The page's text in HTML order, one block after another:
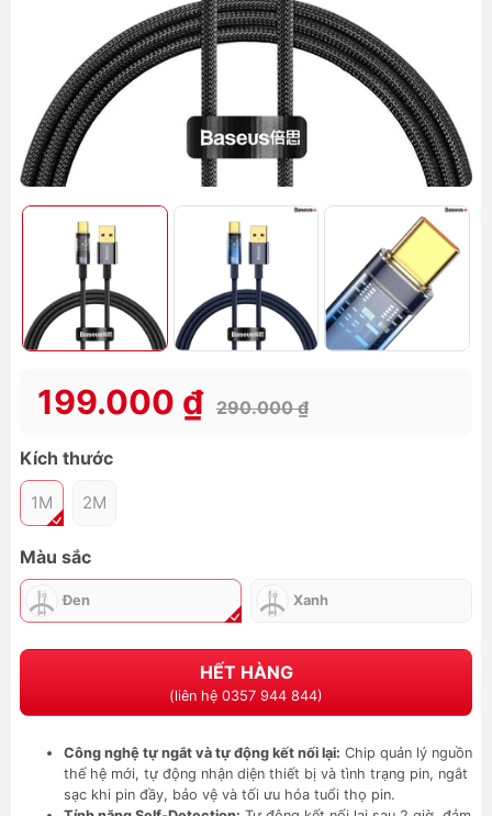
199.000 ₫ 290.000 ₫
Kích thước
1M 2M
Màu sắc
Đen Xanh
HẾT HÀNG
(liên hệ 0357 944 844)
Công nghệ tự ngắt và tự động kết nối lại: Chip quản lý nguồn
thế hệ mới, tự động nhận diện thiết bị và tình trạng pin, ngắt
sạc khi pin đầy, bảo vệ và tối ưu hóa tuổi thọ pin.